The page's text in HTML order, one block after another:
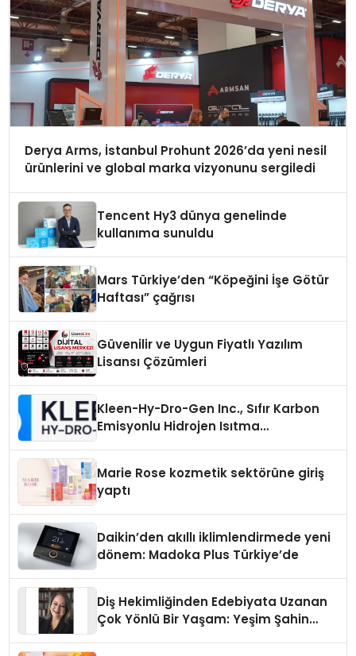
Derya Arms, İstanbul Prohunt 2026’da yeni nesil
ürünlerini ve global marka vizyonunu sergiledi
Tencent Hy3 dünya genelinde
kullanıma sunuldu
Mars Türkiye’den “Köpeğini İşe Götür
Haftası” çağrısı
Güvenilir ve Uygun Fiyatlı Yazılım
Lisansı Çözümleri
Kleen-Hy-Dro-Gen Inc., Sıfır Karbon
Emisyonlu Hidrojen Isıtma
Marie Rose kozmetik sektörüne giriş
yaptı
Daikin’den akıllı iklimlendirmede yeni
dönem: Madoka Plus Türkiye’de
Diş Hekimliğinden Edebiyata Uzanan
Çok Yönlü Bir Yaşam: Yeşim Şahin